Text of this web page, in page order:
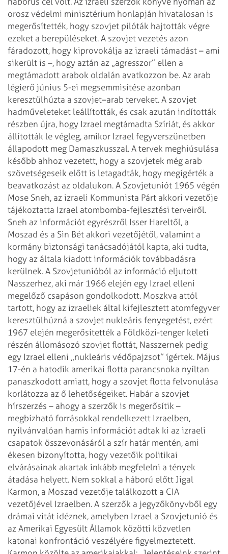
orosz védelmi minisztérium honlapján hivatalosan is
megerősítették, hogy szovjet pilóták hajtották végre
ezeket a berepüléseket. A szovjet vezetés azon
fáradozott, hogy kiprovokálja az izraeli támadást – ami
sikerült is –, hogy aztán az „agresszor” ellen a
megtámadott arabok oldalán avatkozzon be. Az arab
légierő június 5-ei megsemmisítése azonban
keresztülhúzta a szovjet–arab terveket. A szovjet
hadműveleteket leállították, és csak azután indították
részben újra, hogy Izrael megtámadta Szíriát, és akkor
állították le végleg, amikor Izrael fegyverszünetben
állapodott meg Damaszkusszal. A tervek meghiúsulása
később ahhoz vezetett, hogy a szovjetek még arab
szövetségeseik előtt is letagadták, hogy megígérték a
beavatkozást az oldalukon. A Szovjetuniót 1965 végén
Mose Sneh, az izraeli Kommunista Párt akkori vezetője
tájékoztatta Izrael atombomba-fejlesztési terveiről.
Sneh az információt egyrészről Isser Hareltől, a
Moszad és a Sin Bét akkori vezetőjétől, valamint a
kormány biztonsági tanácsadójától kapta, aki tudta,
hogy az általa kiadott információk továbbadásra
kerülnek. A Szovjetunióból az információ eljutott
Nasszerhez, aki már 1966 elején egy Izrael elleni
megelőző csapáson gondolkodott. Moszkva attól
tartott, hogy az izraeliek által kifejlesztett atomfegyver
keresztülhúzná a szovjet nukleáris fenyegetést, ezért
1967 elején megerősítették a Földközi-tenger keleti
részén állomásozó szovjet flottát, Nasszernek pedig
egy Izrael elleni „nukleáris védőpajzsot” ígértek. Május
17-én a hatodik amerikai flotta parancsnoka nyíltan
panaszkodott amiatt, hogy a szovjet flotta felvonulása
korlátozza az ő lehetőségeiket. Habár a szovjet
hírszerzés – ahogy a szerzők is megerősítik –
megbízható forrásokkal rendelkezett Izraelben,
nyilvánvalóan hamis információt adtak ki az izraeli
csapatok összevonásáról a szír határ mentén, ami
ékesen bizonyította, hogy vezetőik politikai
elvárásainak akartak inkább megfelelni a tények
átadása helyett. Nem sokkal a háború előtt Jigal
Karmon, a Moszad vezetője találkozott a CIA
vezetőjével Izraelben. A szerzők a jegyzőkönyvből egy
drámai vitát idéznek, amelyben Izrael a Szovjetunió és
az Amerikai Egyesült Államok közötti közvetlen
katonai konfrontáció veszélyére figyelmeztetett.